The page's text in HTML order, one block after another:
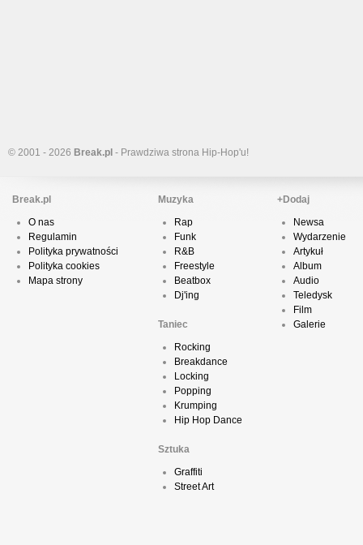
© 2001 - 2026 Break.pl - Prawdziwa strona Hip-Hop'u!
Break.pl
O nas
Regulamin
Polityka prywatności
Polityka cookies
Mapa strony
Muzyka
Rap
Funk
R&B
Freestyle
Beatbox
Dj'ing
Taniec
Rocking
Breakdance
Locking
Popping
Krumping
Hip Hop Dance
Sztuka
Graffiti
Street Art
+Dodaj
Newsa
Wydarzenie
Artykuł
Album
Audio
Teledysk
Film
Galerie